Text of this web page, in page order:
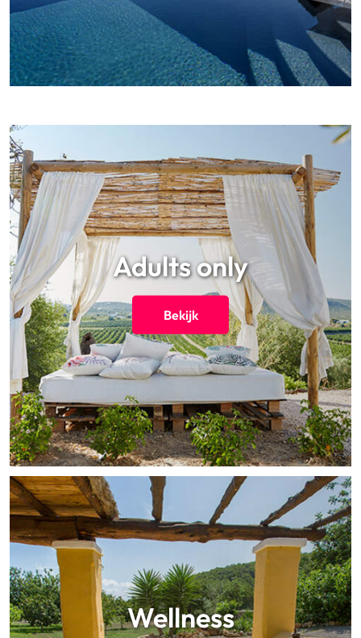
Adults only
Bekijk
Wellness